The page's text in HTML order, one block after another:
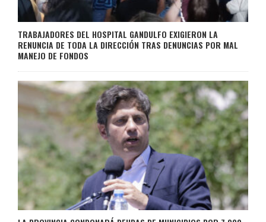
TRABAJADORES DEL HOSPITAL GANDULFO EXIGIERON LA
RENUNCIA DE TODA LA DIRECCIÓN TRAS DENUNCIAS POR MAL
MANEJO DE FONDOS